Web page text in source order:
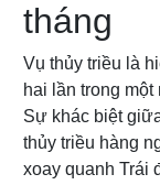
tháng
Vụ thủy triều là
hai lần trong
Sự khác biệt
thủy triều hàng
xoay quanh Trái